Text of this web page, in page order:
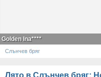
Golden Ina****
Слънчев бряг
Лято в Слънчев бряг: